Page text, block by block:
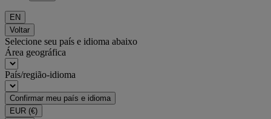
EN
Voltar
Selecione seu país e idioma abaixo
Área geográfica
País/região-idioma
Confirmar meu país e idioma
EUR (€)